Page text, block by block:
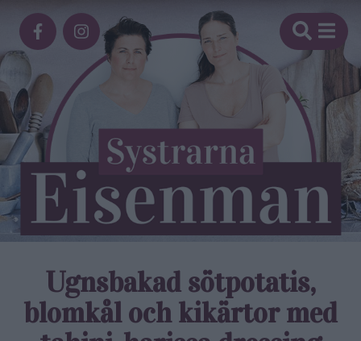
Ugnsbakad sötpotatis,
blomkål och kikärtor med